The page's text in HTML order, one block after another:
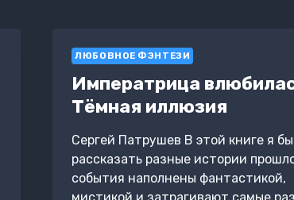
ЛЮБОВНОЕ ФЭНТЕЗИ
Императрица
Тёмная иллюзия
Сергей Патрушев В этой книге я
рассказать разные истории
события наполнены фантастикой,
мистикой и затрагивают самые